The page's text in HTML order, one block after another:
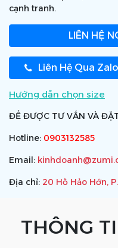
cạnh tranh.
LIÊN HỆ
Liên Hệ Qua Zalo
Hướng dẫn chọn size
ĐỂ ĐƯỢC TƯ VẤN VÀ
Hotline: 0903132585
Email:
Địa chỉ: 20 Hồ Hảo Hớn,
THÔNG